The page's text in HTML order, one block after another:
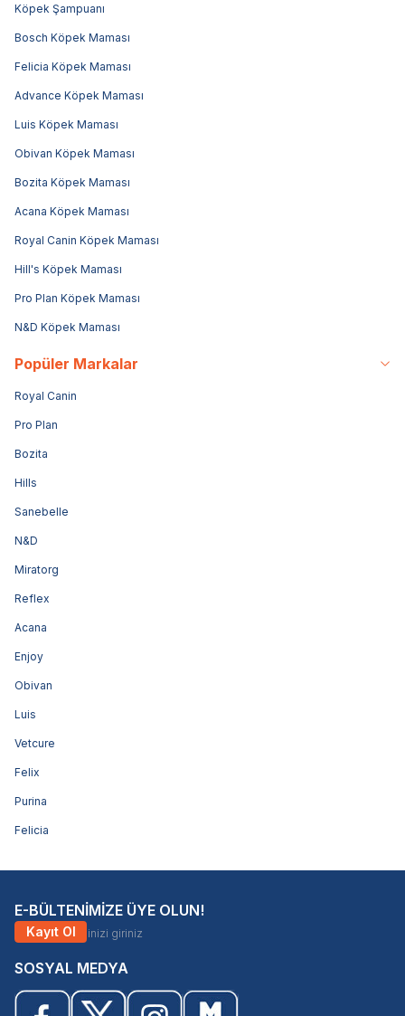
Köpek Şampuanı
Bosch Köpek Maması
Felicia Köpek Maması
Advance Köpek Maması
Luis Köpek Maması
Obivan Köpek Maması
Bozita Köpek Maması
Acana Köpek Maması
Royal Canin Köpek Maması
Hill's Köpek Maması
Pro Plan Köpek Maması
N&D Köpek Maması
Popüler Markalar
Royal Canin
Pro Plan
Bozita
Hills
Sanebelle
N&D
Miratorg
Reflex
Acana
Enjoy
Obivan
Luis
Vetcure
Felix
Purina
Felicia
E-BÜLTENİMİZE ÜYE OLUN!
Kayıt Ol
SOSYAL MEDYA